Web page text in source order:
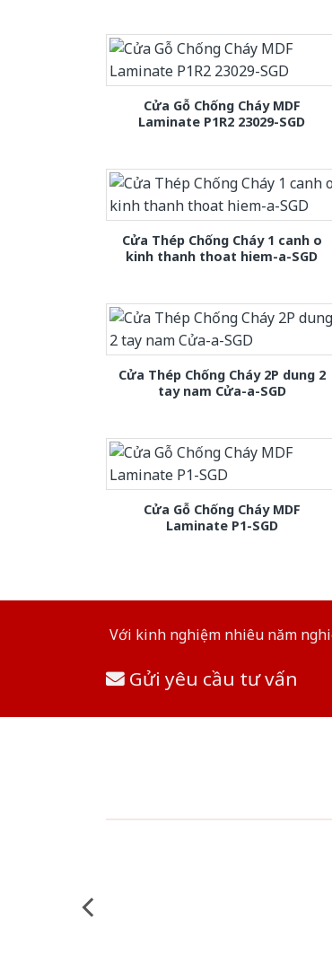
Cửa Gỗ Chống Cháy MDF
Laminate P1R2 23029-SGD
Cửa Thép Chống Cháy 1 canh o
kinh thanh thoat hiem-a-SGD
Cửa Thép Chống Cháy 2P dung 2
tay nam Cửa-a-SGD
Cửa Gỗ Chống Cháy MDF
Laminate P1-SGD
Với kinh nghiệm nhiêu năm
Gửi yêu cầu tư vấn